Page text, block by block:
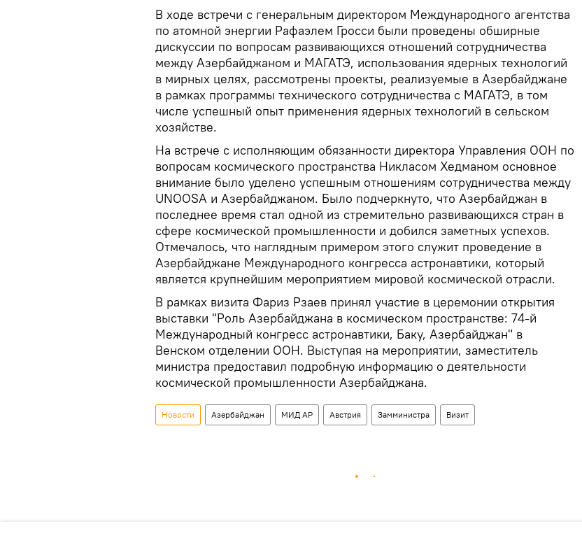
В ходе встречи с генеральным директором Международного агентства
по атомной энергии Рафаэлем Гросси были проведены обширные
дискуссии по вопросам развивающихся отношений сотрудничества
между Азербайджаном и МАГАТЭ, использования ядерных технологий
в мирных целях, рассмотрены проекты, реализуемые в Азербайджане
в рамках программы технического сотрудничества с МАГАТЭ, в том
числе успешный опыт применения ядерных технологий в сельском
хозяйстве.
На встрече с исполняющим обязанности директора Управления ООН по
вопросам космического пространства Никласом Хедманом основное
внимание было уделено успешным отношениям сотрудничества между
UNOOSA и Азербайджаном. Было подчеркнуто, что Азербайджан в
последнее время стал одной из стремительно развивающихся стран в
сфере космической промышленности и добился заметных успехов.
Отмечалось, что наглядным примером этого служит проведение в
Азербайджане Международного конгресса астронавтики, который
является крупнейшим мероприятием мировой космической отрасли.
В рамках визита Фариз Рзаев принял участие в церемонии открытия
выставки "Роль Азербайджана в космическом пространстве: 74-й
Международный конгресс астронавтики, Баку, Азербайджан" в
Венском отделении ООН. Выступая на мероприятии, заместитель
министра предоставил подробную информацию о деятельности
космической промышленности Азербайджана.
Новости Азербайджан МИД АР Австрия Замминистра Визит